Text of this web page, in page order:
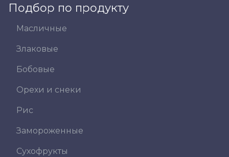
Подбор по продукту
Масличные
Злаковые
Бобовые
Орехи и снеки
Рис
Замороженные
Сухофрукты